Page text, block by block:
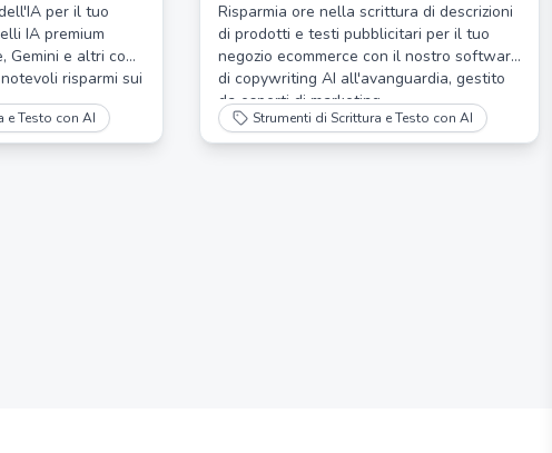
per il tuo
IA premium
Gemini e altri con
risparmi sui
e Testo con AI
Risparmia ore nella scrittura di descrizioni
di prodotti e testi pubblicitari per il tuo
negozio ecommerce con il nostro software
di copywriting AI all'avanguardia, gestito
da esperti di marketing.
Strumenti di Scrittura e Testo con AI